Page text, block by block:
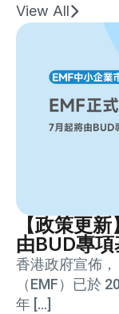
View All
【政策更
由BUD專項
香港政府宣佈，
（EMF）已於
年 […]